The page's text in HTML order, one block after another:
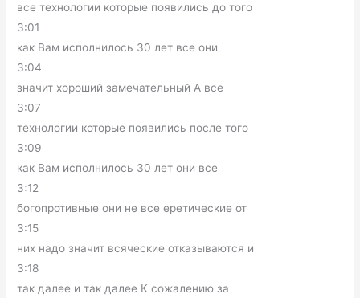
все технологии которые появились до того
3:01
как Вам исполнилось 30 лет все они
3:04
значит хороший замечательный А все
3:07
технологии которые появились после того
3:09
как Вам исполнилось 30 лет они все
3:12
богопротивные они не все еретические от
3:15
них надо значит всяческие отказываются и
3:18
так далее и так далее К сожалению за